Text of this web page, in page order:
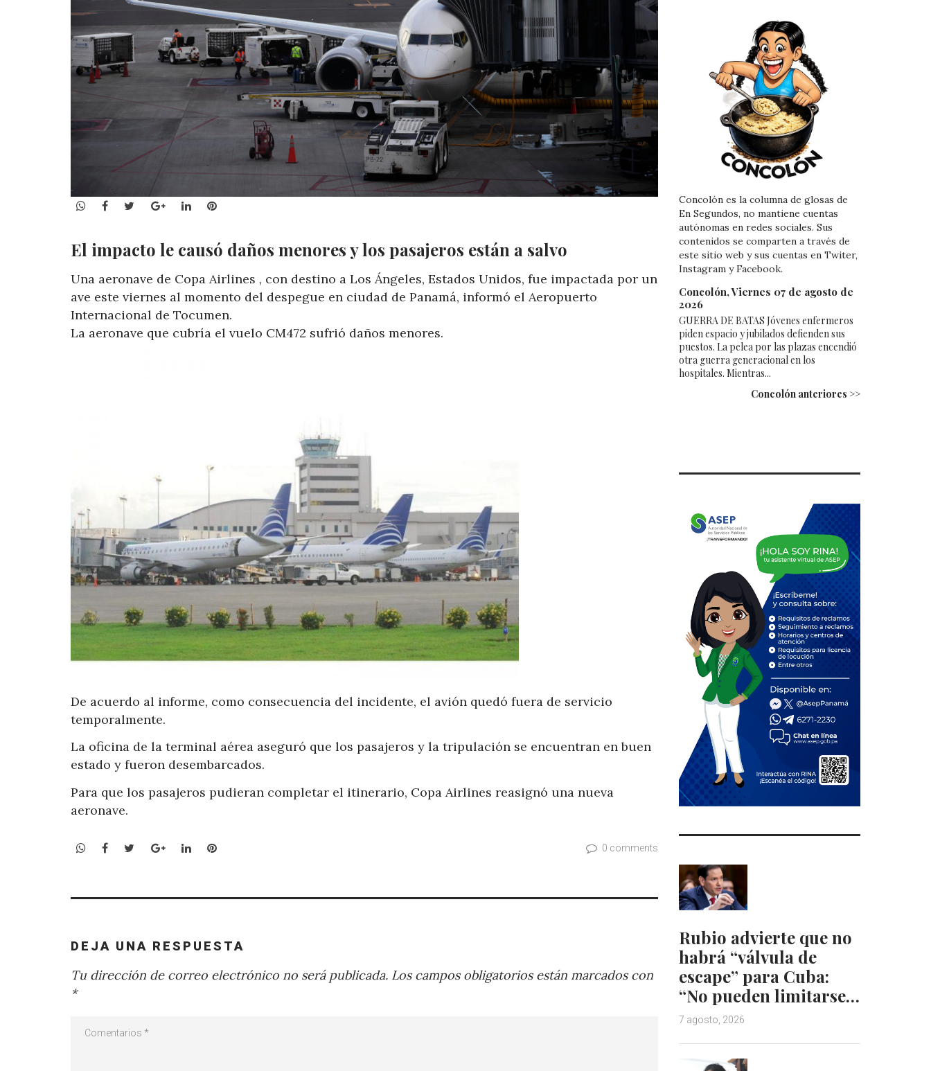
WhatsApp
Facebook
TwitterGoogle+LinkedInPinterest
El impacto le causó daños menores y los pasajeros están a salvo
Una aeronave de Copa Airlines , con destino a Los Ángeles, Estados Unidos, fue impactada por un
ave este viernes al momento del despegue en ciudad de Panamá, informó el Aeropuerto
Internacional de Tocumen.
La aeronave que cubría el vuelo CM472 sufrió daños menores.
De acuerdo al informe, como consecuencia del incidente, el avión quedó fuera de servicio
temporalmente.
La oficina de la terminal aérea aseguró que los pasajeros y la tripulación se encuentran en buen
estado y fueron desembarcados.
Para que los pasajeros pudieran completar el itinerario, Copa Airlines reasignó una nueva
aeronave.
WhatsApp
Facebook
TwitterGoogle+LinkedInPinterest 0 comments
DEJA UNA RESPUESTA
Tu dirección de correo electrónico no será publicada. Los campos obligatorios están marcados con
*
Concolón es la columna de glosas de
En Segundos, no mantiene cuentas
autónomas en redes sociales. Sus
contenidos se comparten a través de
este sitio web y sus cuentas en Twiter,
Instagram y Facebook.
Concolón, Viernes 07 de agosto de
2026
GUERRA DE BATAS Jóvenes enfermeros
piden espacio y jubilados defienden sus
puestos. La pelea por las plazas encendió
otra guerra generacional en los
hospitales. Mientras...
Concolón anteriores >>
Rubio advierte que no
habrá “válvula de
escape” para Cuba:
“No pueden limitarse…
7 agosto, 2026